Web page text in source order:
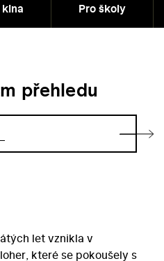
Pro školy
přehledu
let vznikla v
které se pokoušely s